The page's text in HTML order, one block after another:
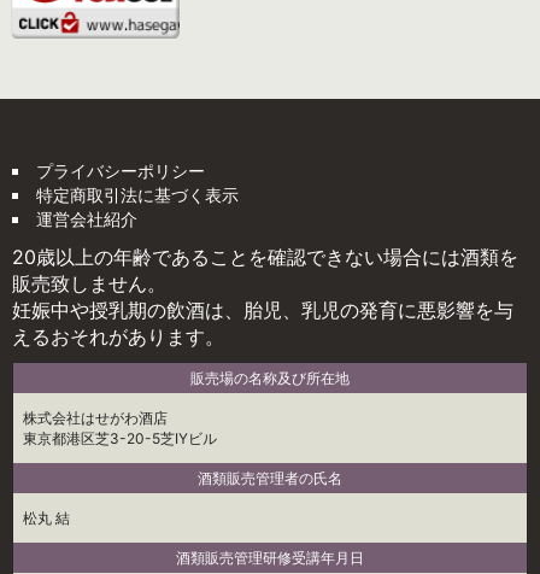
プライバシーポリシー
特定商取引法に基づく表示
運営会社紹介
20歳以上の年齢であることを確認できない場合には酒類を
販売致しません。
妊娠中や授乳期の飲酒は、胎児、乳児の発育に悪影響を与
えるおそれがあります。
販売場の名称及び所在地
株式会社はせがわ酒店
東京都港区芝3-20-5芝IYビル
酒類販売管理者の氏名
松丸 結
酒類販売管理研修受講年月日